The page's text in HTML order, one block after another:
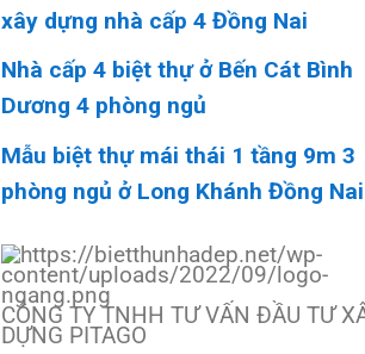
xây dựng nhà cấp 4 Đồng Nai
Nhà cấp 4 biệt thự ở Bến Cát Bình
Dương 4 phòng ngủ
Mẫu biệt thự mái thái 1 tầng 9m 3
phòng ngủ ở Long Khánh Đồng Nai
CÔNG TY TNHH TƯ VẤN ĐẦU TƯ
DỰNG PITAGO